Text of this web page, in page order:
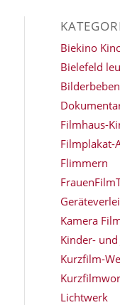
Biekino
Bielefeld
Bilderbeben
Filmhaus-
Filmplakat-
Flimmern
Kamera
Kinder-
Kurzfilm-
Lichtwerk